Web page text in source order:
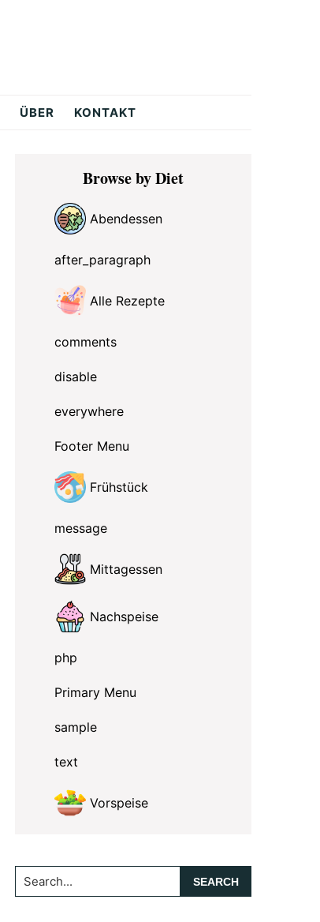
ÜBER KONTAKT
Primary
SidebarBrowse by Diet
Abendessen
after_paragraph
Alle Rezepte
comments
disable
everywhere
Footer Menu
Frühstück
message
Mittagessen
Nachspeise
php
Primary Menu
sample
text
Vorspeise
Search...